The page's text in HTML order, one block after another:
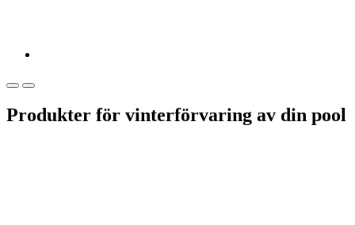
Produkter för vinterförvaring av din pool